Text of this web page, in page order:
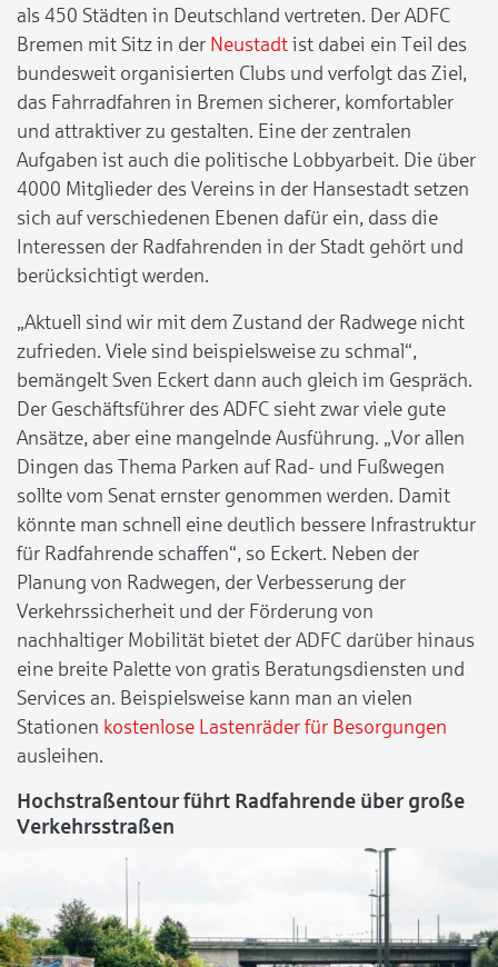
als 450 Städten in Deutschland vertreten. Der ADFC
Bremen mit Sitz in der Neustadt ist dabei ein Teil des
bundesweit organisierten Clubs und verfolgt das Ziel,
das Fahrradfahren in Bremen sicherer, komfortabler
und attraktiver zu gestalten. Eine der zentralen
Aufgaben ist auch die politische Lobbyarbeit. Die über
4000 Mitglieder des Vereins in der Hansestadt setzen
sich auf verschiedenen Ebenen dafür ein, dass die
Interessen der Radfahrenden in der Stadt gehört und
berücksichtigt werden.
„Aktuell sind wir mit dem Zustand der Radwege nicht
zufrieden. Viele sind beispielsweise zu schmal“,
bemängelt Sven Eckert dann auch gleich im Gespräch.
Der Geschäftsführer des ADFC sieht zwar viele gute
Ansätze, aber eine mangelnde Ausführung. „Vor allen
Dingen das Thema Parken auf Rad- und Fußwegen
sollte vom Senat ernster genommen werden. Damit
könnte man schnell eine deutlich bessere Infrastruktur
für Radfahrende schaffen“, so Eckert. Neben der
Planung von Radwegen, der Verbesserung der
Verkehrssicherheit und der Förderung von
nachhaltiger Mobilität bietet der ADFC darüber hinaus
eine breite Palette von gratis Beratungsdiensten und
Services an. Beispielsweise kann man an vielen
Stationen kostenlose Lastenräder für Besorgungen
ausleihen.
Hochstraßentour führt Radfahrende über große
Verkehrsstraßen